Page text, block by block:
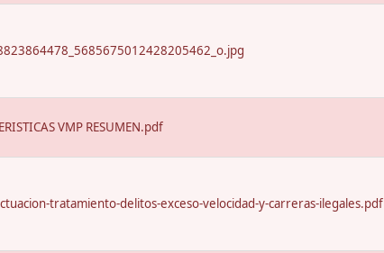
VMP RESUMEN.pdf
tratamiento-delitos-exceso-velocidad-y-carreras-ilegales.pdf